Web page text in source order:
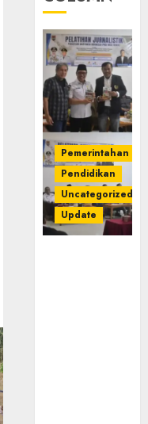
Pemerintahan
Pendidikan
Uncategorized
Update